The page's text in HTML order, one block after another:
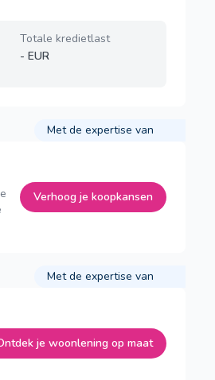
Totale kredietlast
- EUR
Met de expertise van
Verhoog je koopkansen
Met de expertise van
je woonlening op maat